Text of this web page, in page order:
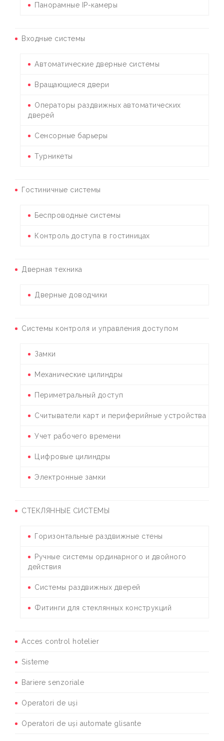
Панорамные IP-камеры
Входные системы
Автоматические дверные системы
Вращающиеся двери
Операторы раздвижных автоматических
дверей
Сенсорные барьеры
Турникеты
Гостиничные системы
Беспроводные системы
Контроль доступа в гостиницах
Дверная техника
Дверные доводчики
Системы контроля и управления доступом
Замки
Механические цилиндры
Периметральный доступ
Считыватели карт и периферийные устройства
Учет рабочего времени
Цифровые цилиндры
Электронные замки
СТЕКЛЯННЫЕ СИСТЕМЫ
Горизонтальные раздвижные стены
Ручные системы ординарного и двойного
действия
Системы раздвижных дверей
Фитинги для стеклянных конструкций
Acces control hotelier
Sisteme
Bariere senzoriale
Operatori de uși
Operatori de uși automate glisante